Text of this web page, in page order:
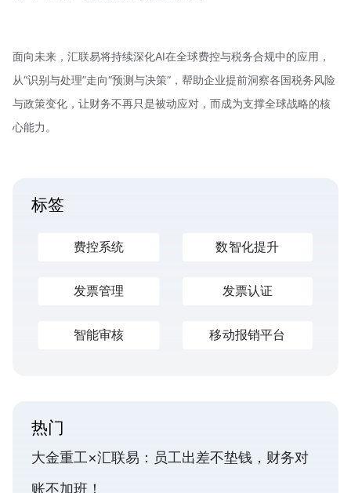
面向未来，汇联易将持续深化AI在全球费控与税务合规中的应用，
从“识别与处理”走向“预测与决策”，帮助企业提前洞察各国税务风险
与政策变化，让财务不再只是被动应对，而成为支撑全球战略的核
心能力。
标签
费控系统 数智化提升
发票管理 发票认证
智能审核 移动报销平台
热门
大金重工×汇联易：员工出差不垫钱，财务对
账不加班！